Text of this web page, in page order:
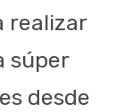
realizar
súper
desde